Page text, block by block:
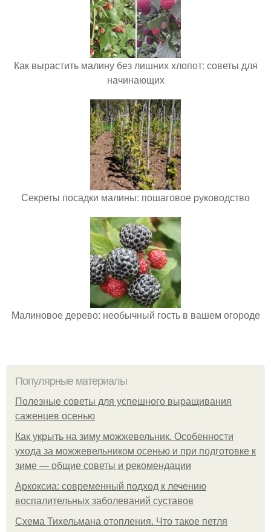
Как вырастить малину без лишних хлопот: советы для
начинающих
Секреты посадки малины: пошаговое руководство
Малиновое дерево: необычный гость в вашем огороде
Популярные материалы
Полезные советы для успешного выращивания
саженцев осенью
Как укрыть на зиму можжевельник. Особенности
ухода за можжевельником осенью и при подготовке к
зиме — общие советы и рекомендации
Аркоксиа: современный подход к лечению
воспалительных заболеваний суставов
Схема Тихельмана отопления. Что такое петля